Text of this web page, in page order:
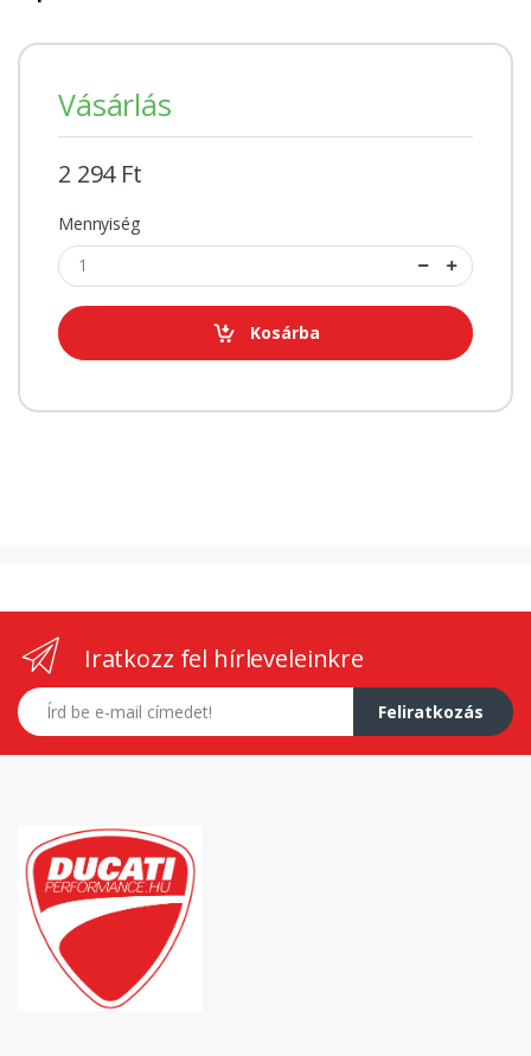
Vásárlás
2 294 Ft
Mennyiség
Kosárba
Iratkozz fel hírleveleinkre
E-mail címed
Feliratkozás